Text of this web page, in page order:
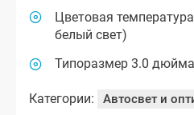
Цветовая
белый свет)
Типоразмер 3.0 дюйма
Категории: Автосвет и